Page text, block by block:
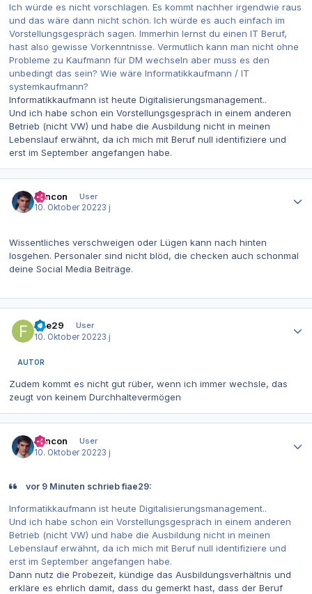
Ich würde es nicht vorschlagen. Es kommt nachher irgendwie raus
und das wäre dann nicht schön. Ich würde es auch einfach im
Vorstellungsgespräch sagen. Immerhin lernst du einen IT Beruf,
hast also gewisse Vorkenntnisse. Vermutlich kann man nicht ohne
Probleme zu Kaufmann für DM wechseln aber muss es den
unbedingt das sein? Wie wäre Informatikkaufmann / IT
systemkaufmann?
Informatikkaufmann ist heute Digitalisierungsmanagement..
Und ich habe schon ein Vorstellungsgespräch in einem anderen
Betrieb (nicht VW) und habe die Ausbildung nicht in meinen
Lebenslauf erwähnt, da ich mich mit Beruf null identifiziere und
erst im September angefangen habe.
concon
User
10. Oktober 20223 j
Wissentliches verschweigen oder Lügen kann nach hinten
losgehen. Personaler sind nicht blöd, die checken auch schonmal
deine Social Media Beiträge.
fiae29
User
10. Oktober 20223 j
AUTOR
Zudem kommt es nicht gut rüber, wenn ich immer wechsle, das
zeugt von keinem Durchhaltevermögen
concon
User
10. Oktober 20223 j
vor 9 Minuten schrieb fiae29:
Informatikkaufmann ist heute Digitalisierungsmanagement..
Und ich habe schon ein Vorstellungsgespräch in einem anderen
Betrieb (nicht VW) und habe die Ausbildung nicht in meinen
Lebenslauf erwähnt, da ich mich mit Beruf null identifiziere und
erst im September angefangen habe.
Dann nutz die Probezeit, kündige das Ausbildungsverhältnis und
erkläre es ehrlich damit, dass du gemerkt hast, dass der Beruf